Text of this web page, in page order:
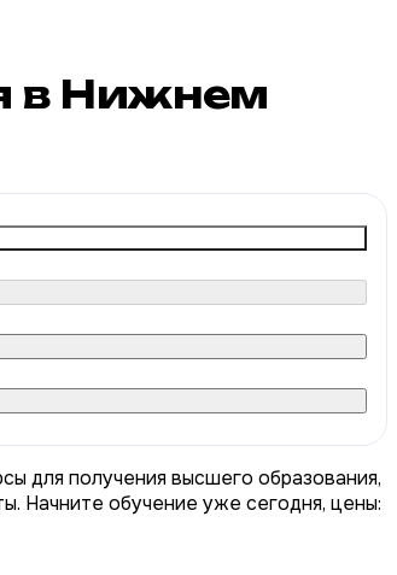
в Нижнем
для получения высшего образования,
Начните обучение уже сегодня, цены: